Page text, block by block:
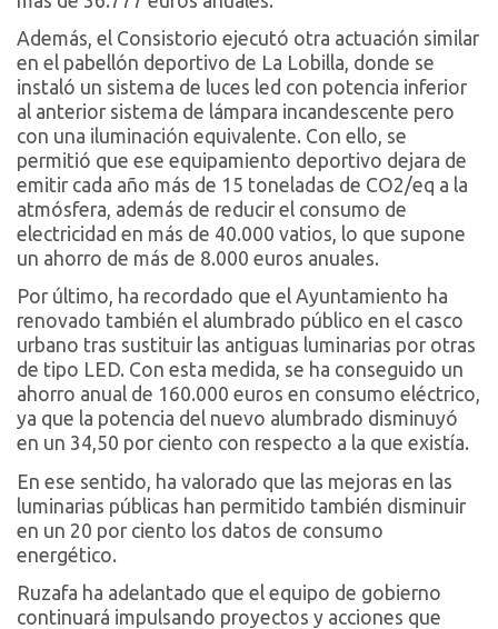
Además, el Consistorio ejecutó otra actuación similar
en el pabellón deportivo de La Lobilla, donde se
instaló un sistema de luces led con potencia inferior
al anterior sistema de lámpara incandescente pero
con una iluminación equivalente. Con ello, se
permitió que ese equipamiento deportivo dejara de
emitir cada año más de 15 toneladas de CO2/eq a la
atmósfera, además de reducir el consumo de
electricidad en más de 40.000 vatios, lo que supone
un ahorro de más de 8.000 euros anuales.
Por último, ha recordado que el Ayuntamiento ha
renovado también el alumbrado público en el casco
urbano tras sustituir las antiguas luminarias por otras
de tipo LED. Con esta medida, se ha conseguido un
ahorro anual de 160.000 euros en consumo eléctrico,
ya que la potencia del nuevo alumbrado disminuyó
en un 34,50 por ciento con respecto a la que existía.
En ese sentido, ha valorado que las mejoras en las
luminarias públicas han permitido también disminuir
en un 20 por ciento los datos de consumo
energético.
Ruzafa ha adelantado que el equipo de gobierno
continuará impulsando proyectos y acciones que